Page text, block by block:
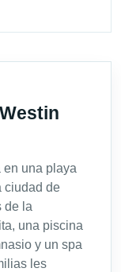
en una playa
ciudad de
de la
una piscina
y un spa
les